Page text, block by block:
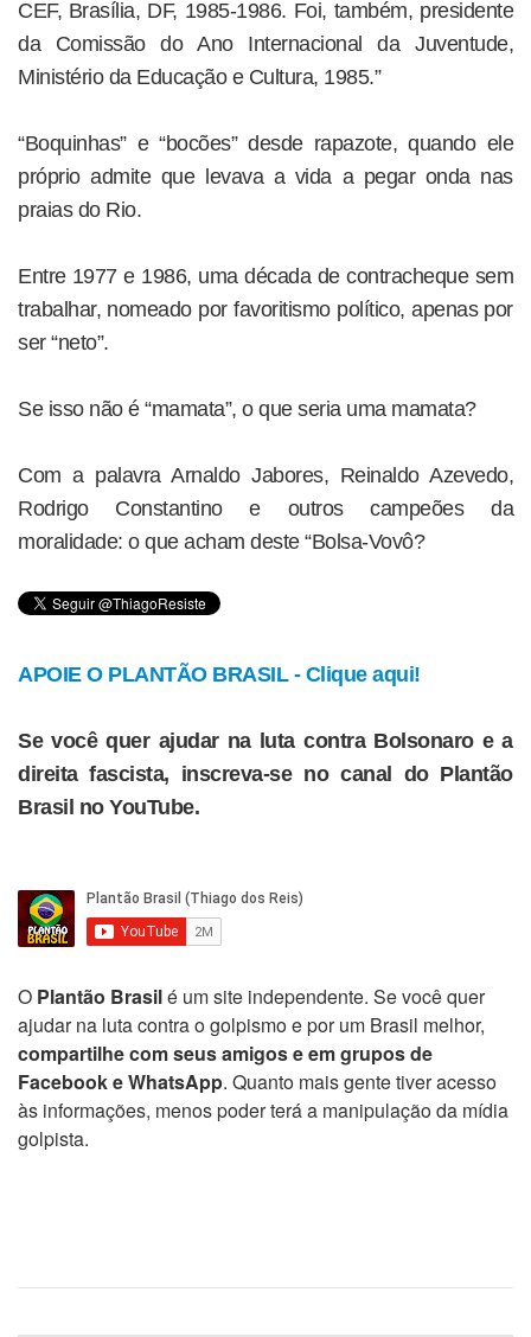
CEF, Brasília, DF, 1985-1986. Foi, também, presidente
da Comissão do Ano Internacional da Juventude,
Ministério da Educação e Cultura, 1985.”
“Boquinhas” e “bocões” desde rapazote, quando ele
próprio admite que levava a vida a pegar onda nas
praias do Rio.
Entre 1977 e 1986, uma década de contracheque sem
trabalhar, nomeado por favoritismo político, apenas por
ser “neto”.
Se isso não é “mamata”, o que seria uma mamata?
Com a palavra Arnaldo Jabores, Reinaldo Azevedo,
Rodrigo Constantino e outros campeões da
moralidade: o que acham deste “Bolsa-Vovô?
APOIE O PLANTÃO BRASIL - Clique aqui!
Se você quer ajudar na luta contra Bolsonaro e a
direita fascista, inscreva-se no canal do Plantão
Brasil no YouTube.
O Plantão Brasilé um site independente. Se você quer
ajudar na luta contra o golpismo e por um Brasil melhor,
compartilhe com seus amigos e em grupos de
Facebook e WhatsApp. Quanto mais gente tiver acesso
às informações, menos poder terá a manipulação da mídia
golpista.